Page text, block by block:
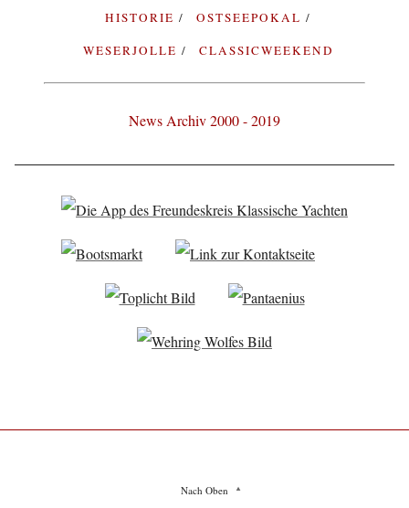
HISTORIE
OSTSEEPOKAL
WESERJOLLE
CLASSICWEEKEND
News Archiv 2000 - 2019
Nach Oben